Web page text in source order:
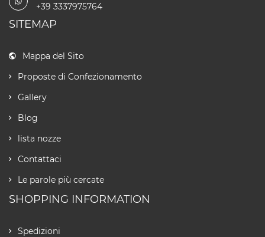
+39 3337975764
SITEMAP
Mappa del Sito
Proposte di Confezionamento
Gallery
Blog
lista nozze
Contattaci
Le parole più cercate
SHOPPING INFORMATION
Spedizioni